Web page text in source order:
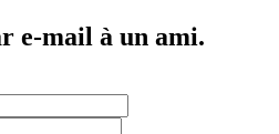
e-mail à un ami.